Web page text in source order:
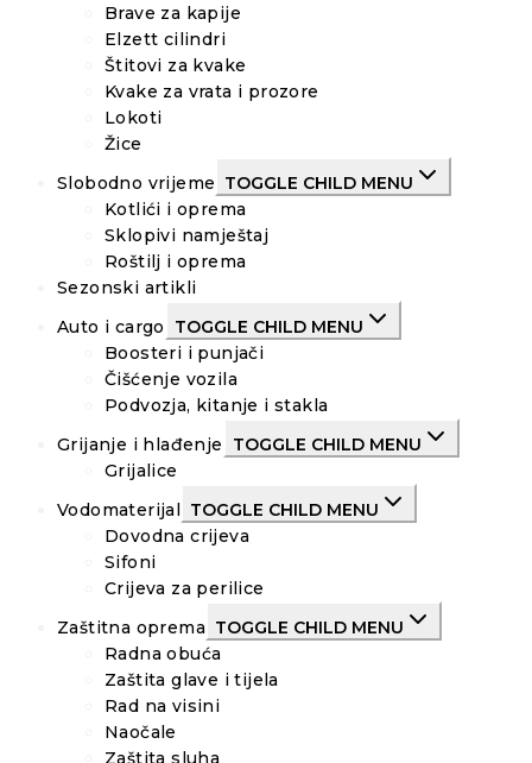
Brave za kapije
Elzett cilindri
Štitovi za kvake
Kvake za vrata i prozore
Lokoti
Žice
Slobodno vrijeme TOGGLE CHILD MENU
Kotlići i oprema
Sklopivi namještaj
Roštilj i oprema
Sezonski artikli
Auto i cargo
TOGGLE CHILD MENU
Boosteri i punjači
Čišćenje vozila
Podvozja, kitanje i stakla
Grijanje i hlađenje
TOGGLE CHILD MENU
Grijalice
Vodomaterijal TOGGLE CHILD MENU
Dovodna crijeva
Sifoni
Crijeva za perilice
Zaštitna oprema TOGGLE CHILD MENU
Radna obuća
Zaštita glave i tijela
Rad na visini
Naočale
Zaštita sluha